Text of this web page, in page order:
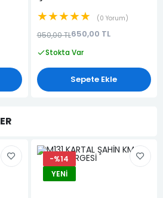
★★★★★ 0 Yorum
950,00 TL650,00 TL
Stokta Var
Sepete Ekle
-%14
YENI